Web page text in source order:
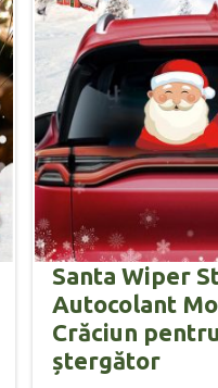
Santa Wiper
Autocolant
Crăciun pentru
ștergător